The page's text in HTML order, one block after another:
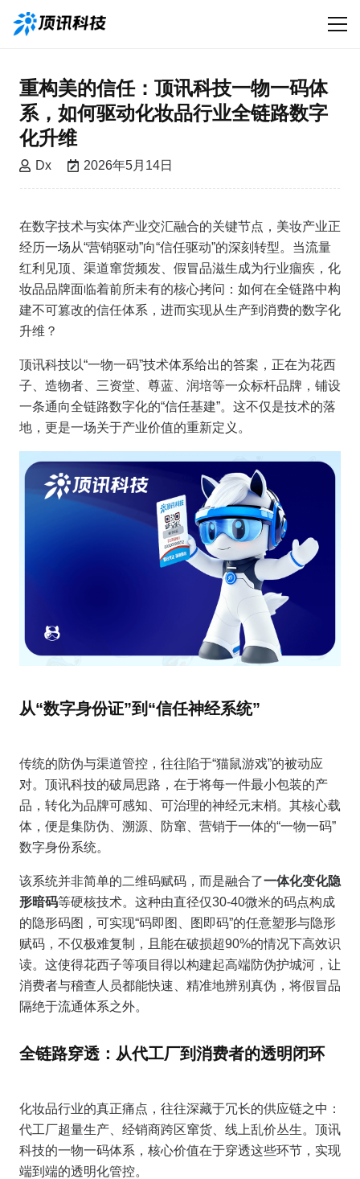
重构美的信任：顶讯科技一物一码体
系，如何驱动化妆品行业全链路数字
化升维
Dx 2026年5月14日
在数字技术与实体产业交汇融合的关键节点，美妆产业正
经历一场从“营销驱动”向“信任驱动”的深刻转型。当流量
红利见顶、渠道窜货频发、假冒品滋生成为行业痼疾，化
妆品品牌面临着前所未有的核心拷问：如何在全链路中构
建不可篡改的信任体系，进而实现从生产到消费的数字化
升维？
顶讯科技以“一物一码”技术体系给出的答案，正在为花西
子、造物者、三资堂、尊蓝、润培等一众标杆品牌，铺设
一条通向全链路数字化的“信任基建”。这不仅是技术的落
地，更是一场关于产业价值的重新定义。
从“数字身份证”到“信任神经系统”
传统的防伪与渠道管控，往往陷于“猫鼠游戏”的被动应
对。顶讯科技的破局思路，在于将每一件最小包装的产
品，转化为品牌可感知、可治理的神经元末梢。其核心载
体，便是集防伪、溯源、防窜、营销于一体的“一物一码”
数字身份系统。
该系统并非简单的二维码赋码，而是融合了一体化变化隐
形暗码等硬核技术。这种由直径仅30-40微米的码点构成
的隐形码图，可实现“码即图、图即码”的任意塑形与隐形
赋码，不仅极难复制，且能在破损超90%的情况下高效识
读。这使得花西子等项目得以构建起高端防伪护城河，让
消费者与稽查人员都能快速、精准地辨别真伪，将假冒品
隔绝于流通体系之外。
全链路穿透：从代工厂到消费者的透明闭环
化妆品行业的真正痛点，往往深藏于冗长的供应链之中：
代工厂超量生产、经销商跨区窜货、线上乱价丛生。顶讯
科技的一物一码体系，核心价值在于穿透这些环节，实现
端到端的透明化管控。